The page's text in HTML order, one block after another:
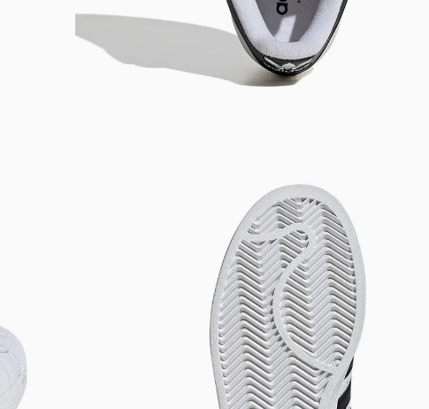
Bem-Vindo à artwalk
Para ter uma melhor experiência de compra, insira seu CEP
e veja a seleção de produtos disponíveis para sua região